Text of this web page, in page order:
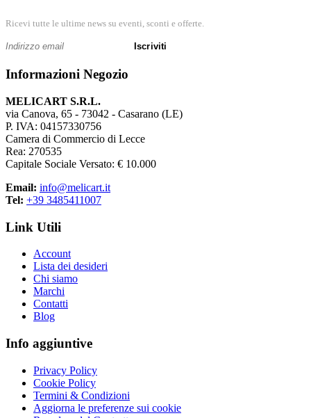
Ricevi tutte le ultime news su eventi, sconti e offerte.
Iscriviti
Informazioni Negozio
MELICART S.R.L.
via Canova, 65 - 73042 - Casarano (LE)
P. IVA: 04157330756
Camera di Commercio di Lecce
Rea: 270535
Capitale Sociale Versato: € 10.000
Email: info@melicart.it
Tel: +39 3485411007
Link Utili
Account
Lista dei desideri
Chi siamo
Marchi
Contatti
Blog
Info aggiuntive
Privacy Policy
Cookie Policy
Termini & Condizioni
Aggiorna le preferenze sui cookie